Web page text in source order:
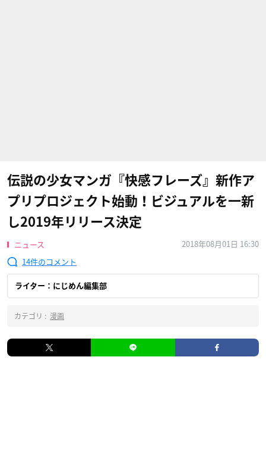
伝説の少女マンガ『快感フレーズ』新作ア
プリプロジェクト始動！ビジュアルを一新
し2019年リリース決定
ニュース
2018年08月01日 16:30
14
ライター：にじめん編集部
カテゴリ : 漫画